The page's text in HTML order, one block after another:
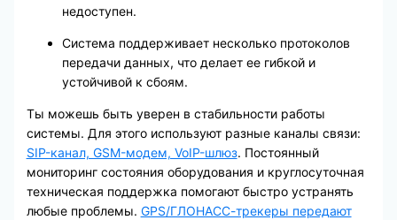
недоступен.
Система поддерживает несколько протоколов
передачи данных, что делает ее гибкой и
устойчивой к сбоям.
Ты можешь быть уверен в стабильности работы
системы. Для этого используют разные каналы связи:
SIP-канал, GSM-модем, VoIP-шлюз. Постоянный
мониторинг состояния оборудования и круглосуточная
техническая поддержка помогают быстро устранять
любые проблемы. GPS/ГЛОНАСС-трекеры передают